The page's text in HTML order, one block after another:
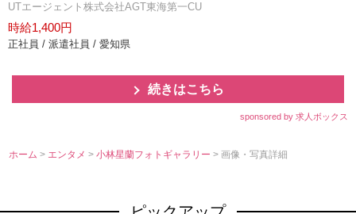
UTエージェント株式会社AGT東海第一CU
時給1,400円
正社員 / 派遣社員 / 愛知県
続きはこちら
sponsored by 求人ボックス
ホーム > エンタメ>小林星蘭フォトギャラリー> 画像・写真詳細